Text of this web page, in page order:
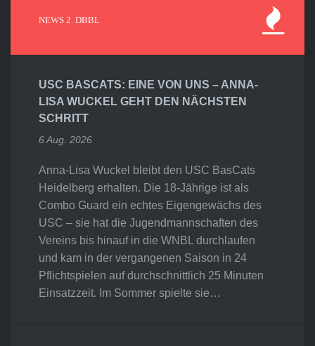
NEWS 2. DBBL
USC BASCATS: EINE VON UNS – ANNA-
LISA WUCKEL GEHT DEN NÄCHSTEN
SCHRITT
6 Aug. 2026
Anna-Lisa Wuckel bleibt den USC BasCats
Heidelberg erhalten. Die 18-Jährige ist als
Combo Guard ein echtes Eigengewächs des
USC – sie hat die Jugendmannschaften des
Vereins bis hinauf in die WNBL durchlaufen
und kam in der vergangenen Saison in 24
Pflichtspielen auf durchschnittlich 25 Minuten
Einsatzzeit. Im Sommer spielte sie…